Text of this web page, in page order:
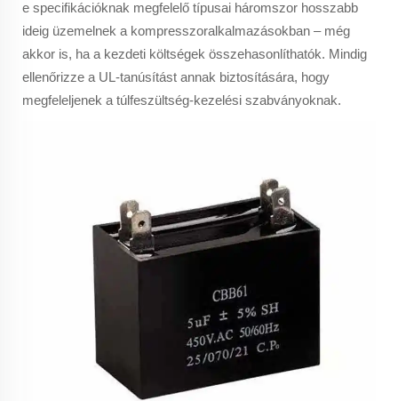
e specifikációknak megfelelő típusai háromszor hosszabb
ideig üzemelnek a kompresszoralkalmazásokban – még
akkor is, ha a kezdeti költségek összehasonlíthatók. Mindig
ellenőrizze a UL-tanúsítást annak biztosítására, hogy
megfeleljenek a túlfeszültség-kezelési szabványoknak.